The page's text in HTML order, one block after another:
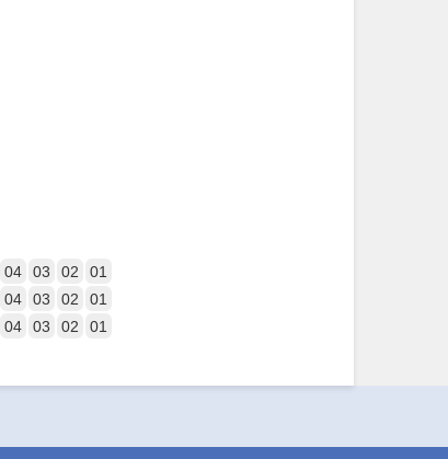
04 03 02 01
04 03 02 01
04 03 02
01